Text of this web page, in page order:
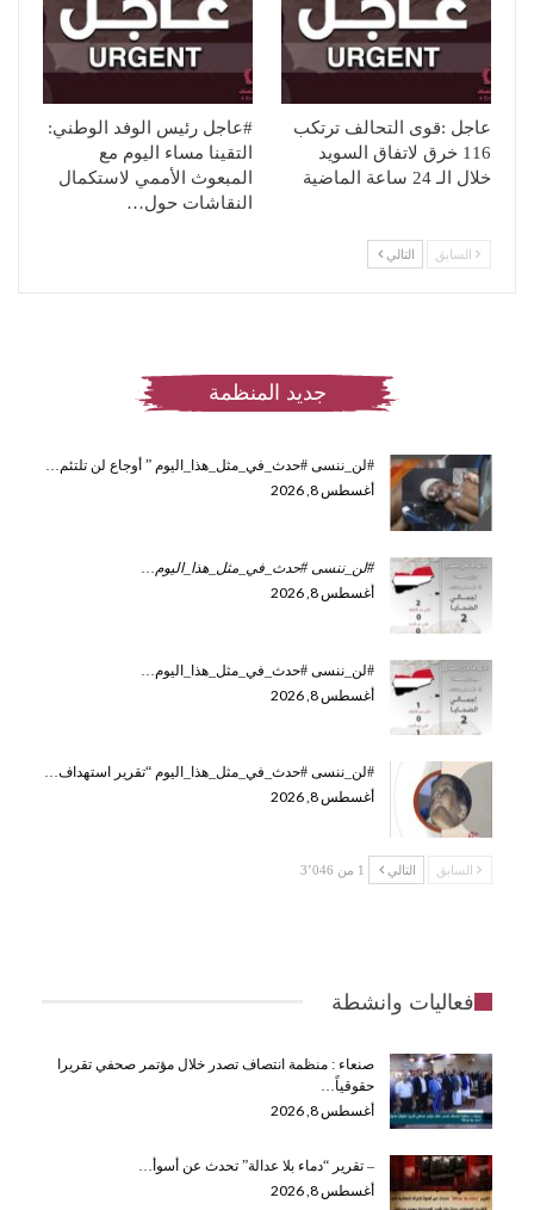
عاجل :قوى التحالف ترتكب
116 خرق لاتفاق السويد
خلال الـ 24 ساعة الماضية
#عاجل ‏رئيس الوفد الوطني:
التقينا مساء اليوم مع
المبعوث الأممي لاستكمال
النقاشات حول…
السابق التالي
جديد المنظمة
#لن_ننسى #حدث_في_مثل_هذا_اليوم ” أوجاع لن تلتئم…
أغسطس 8, 2026
#لن_ننسى #حدث_في_مثل_هذا_اليوم…
أغسطس 8, 2026
#لن_ننسى #حدث_في_مثل_هذا_اليوم…
أغسطس 8, 2026
#لن_ننسى #حدث_في_مثل_هذا_اليوم “تقرير استهداف…
أغسطس 8, 2026
السابق التالي 1 من 3٬046
فعاليات وانشطة
صنعاء : منظمة انتصاف تصدر خلال مؤتمر صحفي تقريرا
حقوقياً…
أغسطس 8, 2026
– تقرير “دماء بلا عدالة” تحدث عن أسوأ…
أغسطس 8, 2026